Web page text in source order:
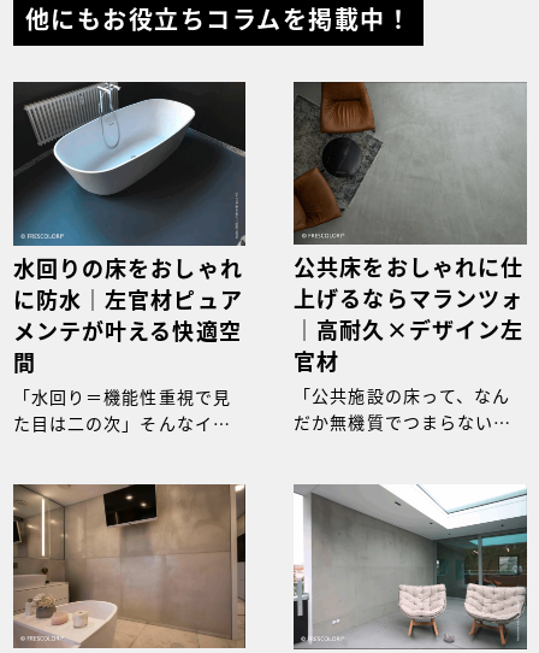
他にもお役立ちコラムを掲載中！
水回りの床をおしゃれ
に防水｜左官材ピュア
メンテが叶える快適空
間
「水回り＝機能性重視で見
た目は二の次」そんなイ
公共床をおしゃれに仕
上げるならマランツォ
｜高耐久×デザイン左
官材
「公共施設の床って、なん
だか無機質でつまらない」